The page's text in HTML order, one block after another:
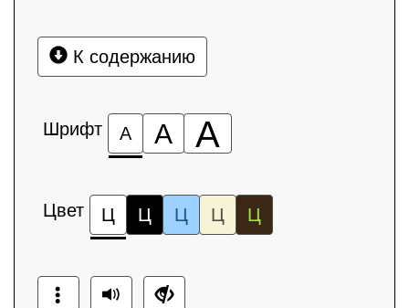
К содержанию
Шрифт А А А
Цвет Ц Ц Ц Ц Ц